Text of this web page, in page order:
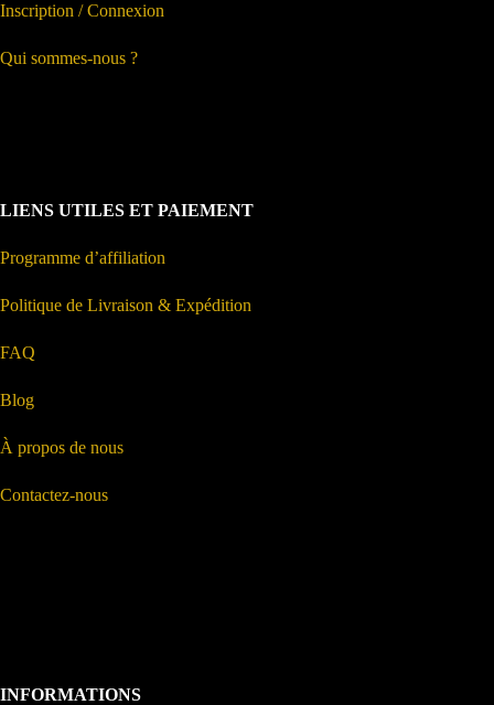
Inscription / Connexion
Qui sommes-nous ?
LIENS UTILES ET PAIEMENT
Programme d’affiliation
Politique de Livraison & Expédition
FAQ
Blog
À propos de nous
Contactez-nous
INFORMATIONS